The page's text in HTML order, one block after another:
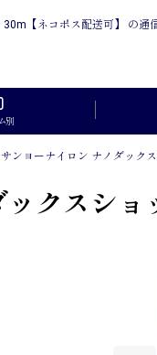
【ネコポス配送可】 の通
別
サンヨーナイロン ナノダック
クスショ